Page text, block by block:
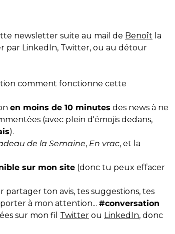
newsletter suite au mail de Benoît la
par LinkedIn, Twitter, ou au détour
comment fonctionne cette
en moins de 10 minutes des news à ne
(avec plein d'émojis dedans,
).
de la Semaine, En vrac, et la
sur mon site (donc tu peux effacer
ton avis, tes suggestions, tes
à mon attention... #conversation
sur mon fil Twitter ou LinkedIn, donc